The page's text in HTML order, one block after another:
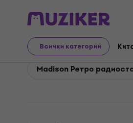
Всички категории
Madison Аудио Домашно
Madison
Madison Ретро